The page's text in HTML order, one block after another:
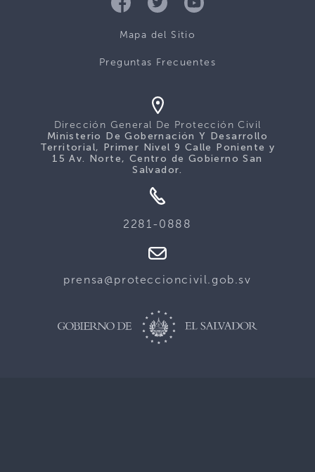
Mapa del Sitio
Preguntas Frecuentes
Dirección General De Protección Civil
Ministerio De Gobernación Y Desarrollo
Territorial, Primer Nivel 9 Calle Poniente y
15 Av. Norte, Centro de Gobierno San
Salvador.
2281-0888
prensa@proteccioncivil.gob.sv